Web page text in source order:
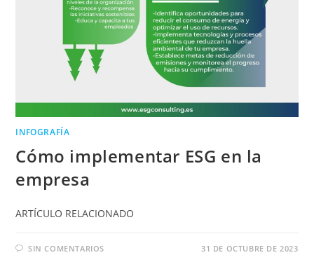
INFOGRAFÍA
Cómo implementar ESG en la
empresa
ARTÍCULO RELACIONADO
SIN COMENTARIOS 31 DE OCTUBRE DE 2023